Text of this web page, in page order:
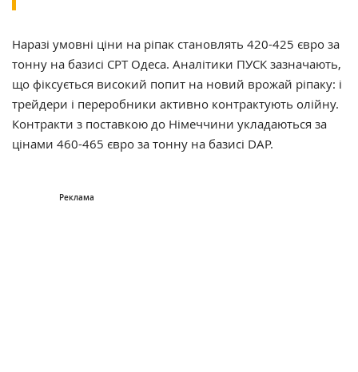
Наразі умовні ціни на ріпак становлять 420-425 євро за
тонну на базисі СРТ Одеса. Аналітики ПУСК зазначають,
що фіксується високий попит на новий врожай ріпаку: і
трейдери і переробники активно контрактують олійну.
Контракти з поставкою до Німеччини укладаються за
цінами 460-465 євро за тонну на базисі DAP.